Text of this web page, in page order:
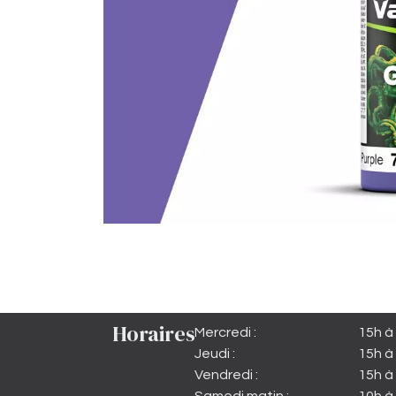
HorairesMercredi :
Jeudi :
Vendredi :
15h à
15h à
15h